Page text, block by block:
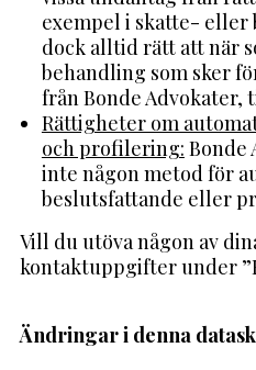
exempel i skatte- eller
dock alltid rätt att när
behandling som sker
från Bonde Advokater,
Rättigheter om
och profilering: Bonde
inte någon metod för
beslutsfattande eller
Vill du utöva någon av
kontaktuppgifter under
Ändringar i denna